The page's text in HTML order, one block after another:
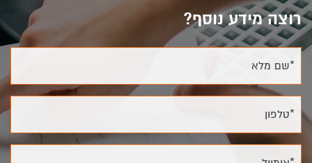
רוצה מידע נוסף?
*שם מלא
*טלפון